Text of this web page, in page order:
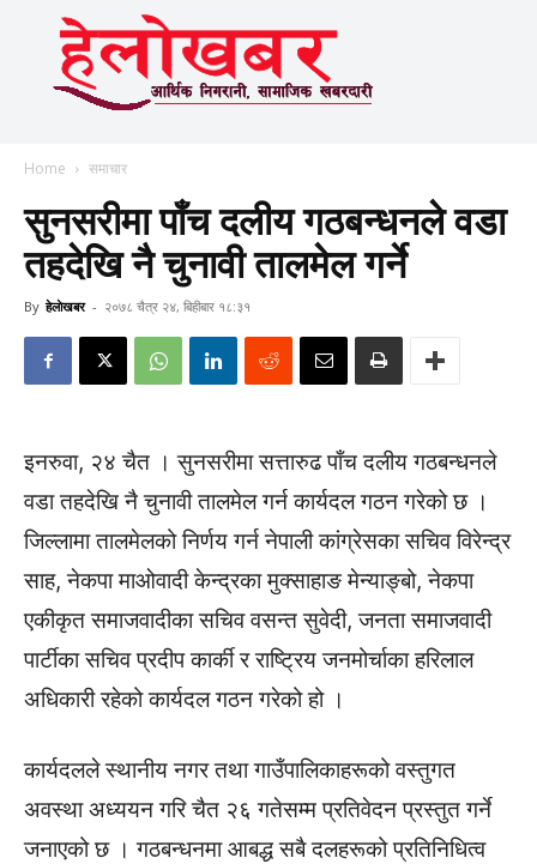
Home समाचार
सुनसरीमा पाँच दलीय गठबन्धनले वडा
तहदेखि नै चुनावी तालमेल गर्ने
By हेलाेखबर - २०७८ चैत्र २४, बिहीबार १८:३१
इनरुवा, २४ चैत । सुनसरीमा सत्तारुढ पाँच दलीय गठबन्धनले
वडा तहदेखि नै चुनावी तालमेल गर्न कार्यदल गठन गरेको छ ।
जिल्लामा तालमेलको निर्णय गर्न नेपाली कांग्रेसका सचिव विरेन्द्र
साह, नेकपा माओवादी केन्द्रका मुक्साहाङ मेन्याङ्बो, नेकपा
एकीकृत समाजवादीका सचिव वसन्त सुवेदी, जनता समाजवादी
पार्टीका सचिव प्रदीप कार्की र राष्ट्रिय जनमोर्चाका हरिलाल
अधिकारी रहेको कार्यदल गठन गरेको हो ।
कार्यदलले स्थानीय नगर तथा गाउँपालिकाहरूको वस्तुगत
अवस्था अध्ययन गरि चैत २६ गतेसम्म प्रतिवेदन प्रस्तुत गर्ने
जनाएको छ । गठबन्धनमा आबद्ध सबै दलहरूको प्रतिनिधित्व